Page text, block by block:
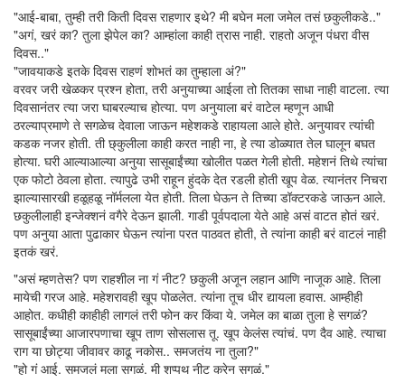
"आई-बाबा, तुम्ही तरी किती दिवस राहणार इथे? मी बघेन मला जमेल तसं छकुलीकडे.."
"अगं, खरं का? तुला झेपेल का? आम्हांला काही त्रास नाही. राहतो अजून पंधरा वीस
दिवस.."
"जावयाकडे इतके दिवस राहणं शोभतं का तुम्हाला अं?"
वरवर जरी खेळकर प्रश्न होता, तरी अनुयाच्या आईला तो तितका साधा नाही वाटला. त्या
दिवसानंतर त्या जरा घाबरल्याच होत्या. पण अनुयाला बरं वाटेल म्हणून आधी
ठरल्याप्रमाणे ते सगळेच देवाला जाऊन महेशकडे राहायला आले होते. अनुयावर त्यांची
कडक नजर होती. ती छ्कुलीला काही करत नाही ना, हे त्या डोळ्यात तेल घालून बघत
होत्या. घरी आल्याआल्या अनुया सासूबाईंच्या खोलीत पळत गेली होती. महेशनं तिथे त्यांचा
एक फोटो ठेवला होता. त्यापुढे उभी राहून हुंदके देत रडली होती खूप वेळ. त्यानंतर निचरा
झाल्यासारखी हळूहळू नॉर्मलला येत होती. तिला घेऊन ते तिच्या डॉक्टरकडे जाऊन आले.
छकुलीलाही इन्जेक्शनं वगैरे देऊन झाली. गाडी पूर्वपदाला येते आहे असं वाटत होतं खरं.
पण अनुया आता पुढाकार घेऊन त्यांना परत पाठवत होती, ते त्यांना काही बरं वाटलं नाही
इतकं खरं.
"असं म्हणतेस? पण राहशील ना गं नीट? छकुली अजून लहान आणि नाजूक आहे. तिला
मायेची गरज आहे. महेशरावही खूप पोळलेत. त्यांना तूच धीर द्यायला हवास. आम्हीही
आहोत. कधीही काहीही लागलं तरी फोन कर किंवा ये. जमेल का बाळा तुला हे सगळं?
सासूबाईंच्या आजारपणाचा खूप ताण सोसलास तू. खूप केलंस त्यांचं. पण दैव आहे. त्याचा
राग या छोट्या जीवावर काढू नकोस.. समजतंय ना तुला?"
"हो गं आई. समजलं मला सगळं. मी शप्पथ नीट करेन सगळं."